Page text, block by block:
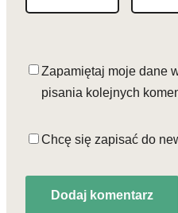
Zapamiętaj moje dane
pisania kolejnych
Chcę się zapisać do